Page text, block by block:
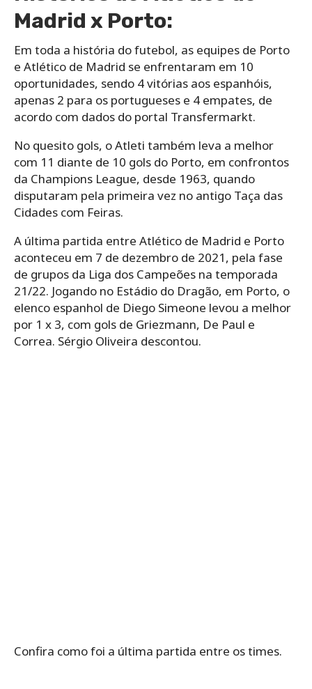
Madrid x Porto:
Em toda a história do futebol, as equipes de Porto
e Atlético de Madrid se enfrentaram em 10
oportunidades, sendo 4 vitórias aos espanhóis,
apenas 2 para os portugueses e 4 empates, de
acordo com dados do portal Transfermarkt.
No quesito gols, o Atleti também leva a melhor
com 11 diante de 10 gols do Porto, em confrontos
da Champions League, desde 1963, quando
disputaram pela primeira vez no antigo Taça das
Cidades com Feiras.
A última partida entre Atlético de Madrid e Porto
aconteceu em 7 de dezembro de 2021, pela fase
de grupos da Liga dos Campeões na temporada
21/22. Jogando no Estádio do Dragão, em Porto, o
elenco espanhol de Diego Simeone levou a melhor
por 1 x 3, com gols de Griezmann, De Paul e
Correa. Sérgio Oliveira descontou.
Confira como foi a última partida entre os times.